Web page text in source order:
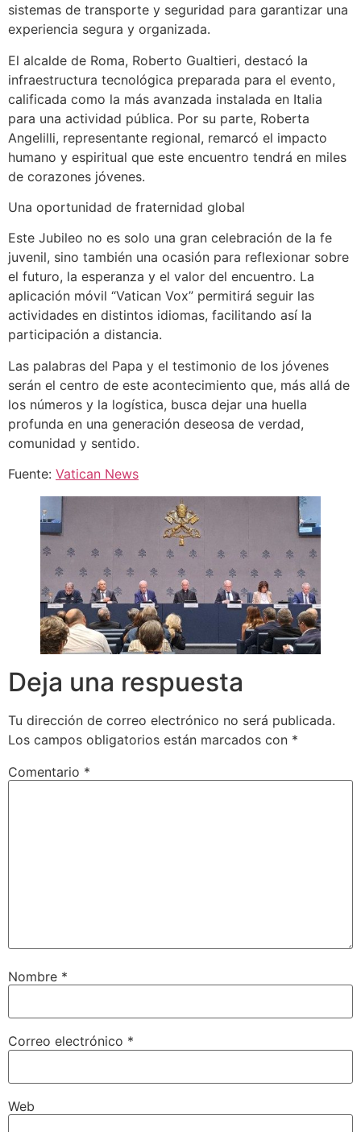
sistemas de transporte y seguridad para garantizar una
experiencia segura y organizada.
El alcalde de Roma, Roberto Gualtieri, destacó la
infraestructura tecnológica preparada para el evento,
calificada como la más avanzada instalada en Italia
para una actividad pública. Por su parte, Roberta
Angelilli, representante regional, remarcó el impacto
humano y espiritual que este encuentro tendrá en miles
de corazones jóvenes.
Una oportunidad de fraternidad global
Este Jubileo no es solo una gran celebración de la fe
juvenil, sino también una ocasión para reflexionar sobre
el futuro, la esperanza y el valor del encuentro. La
aplicación móvil “Vatican Vox” permitirá seguir las
actividades en distintos idiomas, facilitando así la
participación a distancia.
Las palabras del Papa y el testimonio de los jóvenes
serán el centro de este acontecimiento que, más allá de
los números y la logística, busca dejar una huella
profunda en una generación deseosa de verdad,
comunidad y sentido.
Fuente: Vatican News
Deja una respuesta
Tu dirección de correo electrónico no será publicada.
Los campos obligatorios están marcados con *
Comentario *
Nombre *
Correo electrónico *
Web